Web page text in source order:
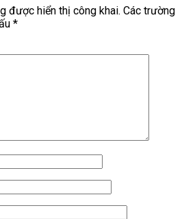
được hiển thị công khai. Các trường
*